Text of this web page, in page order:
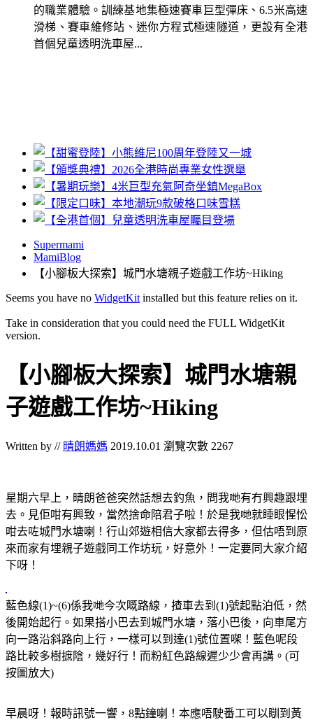
的職業體驗。訓練基地集極速賽車巨型彈床、6.5米高速
滑梯、賽車維修站、迷你方程式極速隧道，更設有全港
首個兒童透明洗車屋...
Supermami
MamiBlog
【小腳板大探索】城門水塘親子遊戲工作坊~Hiking
Seems you have no WidgetKit installed but this feature relies on it.
Take in consideration that you could need the FULL WidgetKit
version.
【小腳板大探索】城門水塘親
子遊戲工作坊~Hiking
Written by // 晴朗媽媽 2019.10.01 瀏覽次數 2267
星期六早上，晴朗爸爸突然話想去釣魚，問我哋有冇興趣跟埋
去。 見佢咁有興致，當然捨命陪君子啦！ 於是我哋就睡眼惺忪
咁去咗城門水塘喇！ 行山郊遊相信大家都去得多，但估唔到原
來而家有埋親子遊戲同工作坊玩，好意外！ 一定要同大家介紹
下呀！
藍色線(1)~(6)係我哋今次嘅路線，揸車去到(1)號起點泊低，然
後開始起行。如果搭小巴去到城門水塘，落小巴後，向車尾方
向一路沿斜路向上行，一樣可以到達(1)號位置㗎！藍色呢段
路比較多樹摭陰，幾好行！而粉紅色路線遲少少會再講。(可
按圖放大)
早晨呀！報時訊號一響，8點鐘喇！本應唔駛番工可以瞓到黃